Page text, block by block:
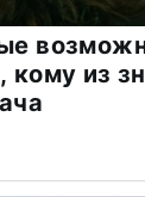
кому из